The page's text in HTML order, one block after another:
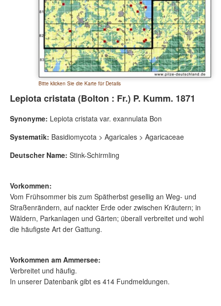
Bitte klicken Sie die Karte für Details
Lepiota cristata (Bolton : Fr.) P. Kumm. 1871
Synonyme: Lepiota cristata var. exannulata Bon
Systematik: Basidiomycota > Agaricales > Agaricaceae
Deutscher Name: Stink-Schirmling
Vorkommen:
Vom Frühsommer bis zum Spätherbst gesellig an Weg- und
Straßenrändern, auf nackter Erde oder zwischen Kräutern; in
Wäldern, Parkanlagen und Gärten; überall verbreitet und wohl
die häufigste Art der Gattung.
Vorkommen am Ammersee:
Verbreitet und häufig.
In unserer Datenbank gibt es 414 Fundmeldungen.